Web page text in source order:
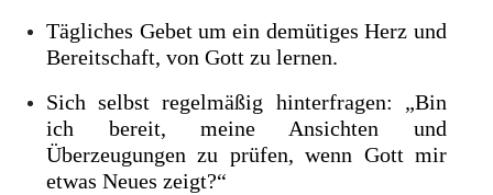
Tägliches Gebet um ein demütiges Herz und
Bereitschaft, von Gott zu lernen.
Sich selbst regelmäßig hinterfragen: „Bin
ich bereit, meine Ansichten und
Überzeugungen zu prüfen, wenn Gott mir
etwas Neues zeigt?“